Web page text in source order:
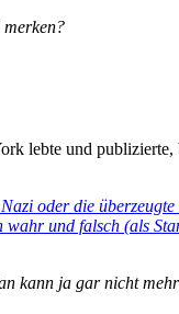
merken?
lebte und publizierte,
oder die
und falsch (als
kann ja gar nicht